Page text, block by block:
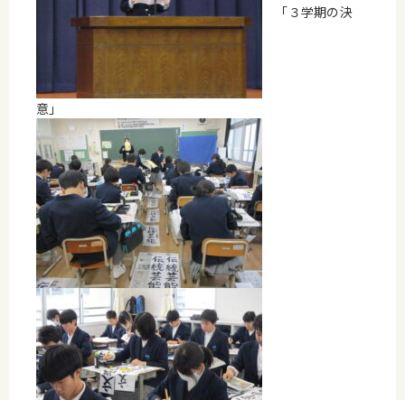
「３学期の決
意」